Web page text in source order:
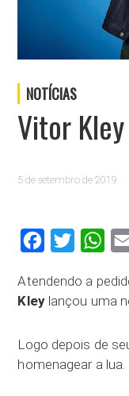
NOTÍCIAS
Vitor
5 de setembro de 2019
FacebookTwitter
Atendendo a
Kleylançou uma
Logo depois de
homenagear a lua.